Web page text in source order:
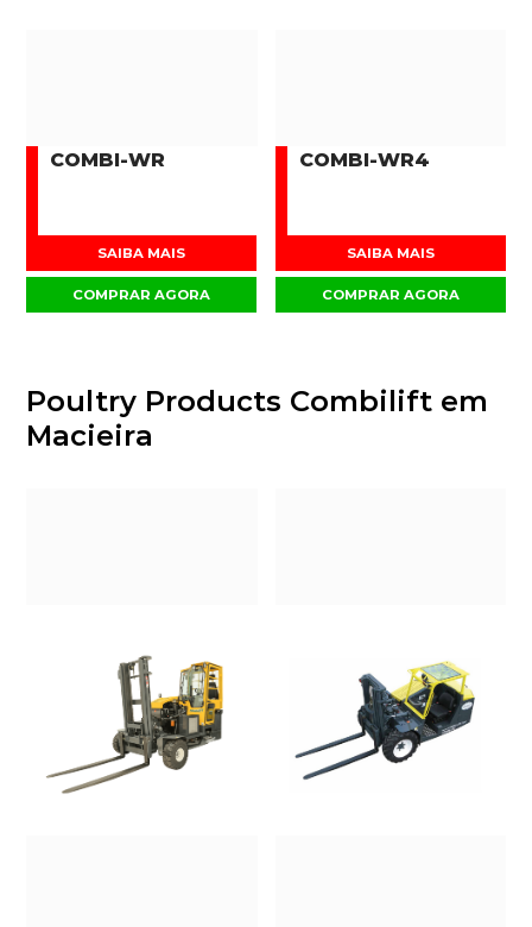
COMBI-WR
SAIBA MAIS
COMPRAR AGORA
COMBI-WR4
SAIBA MAIS
COMPRAR AGORA
Poultry Products Combilift em
Macieira